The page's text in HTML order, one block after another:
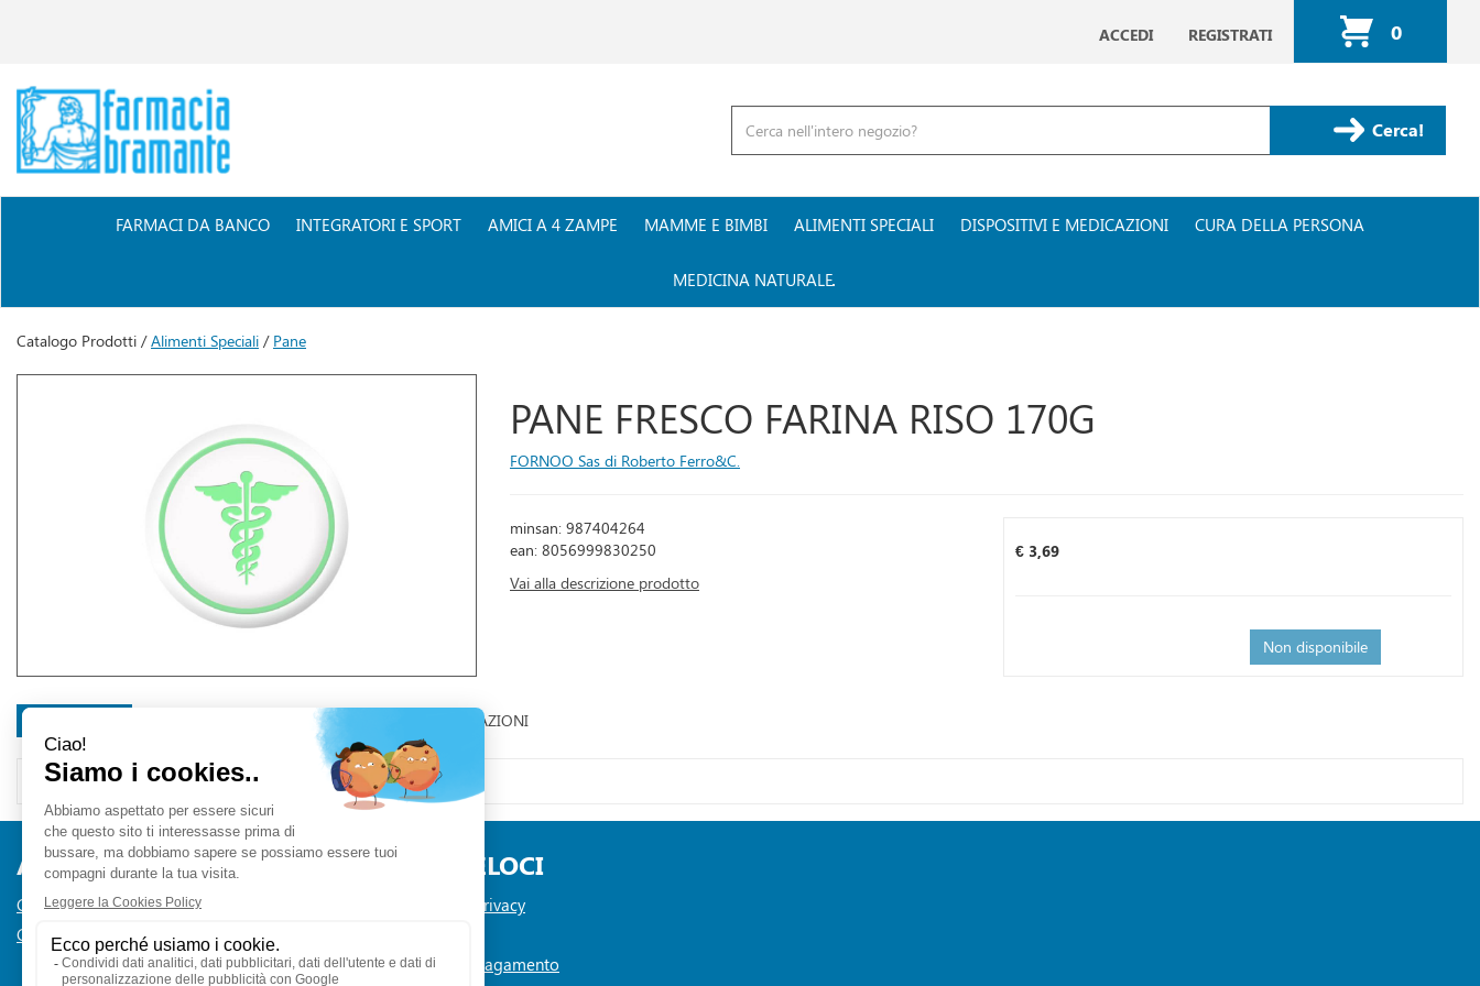
ACCEDI REGISTRATI 0
ARTICOLI
INSERITI
Farmacia
Bramante
Prodotto
Cerca Prodotto
FARMACI DA BANCO INTEGRATORI E SPORT AMICI A 4 ZAMPE MAMME E BIMBI ALIMENTI SPECIALI DISPOSITIVI E MEDICAZIONI CURA DELLA PERSONA
MEDICINA NATURALE
Catalogo Prodotti /Alimenti Speciali / Pane
PANE FRESCO FARINA RISO 170G
FORNOO Sas di Roberto Ferro&C.
minsan: 987404264
ean: 8056999830250
Vai alla descrizione prodotto
Prezzo
€ 3,69
Non disponibile
MODALITÀ DI SPEDIZIONE RICHIEDI INFORMAZIONI
AREA UTENTE
Contatti
Condizioni di Vendita
LINK VELOCI
Informativa Privacy
Modalità di Pagamento